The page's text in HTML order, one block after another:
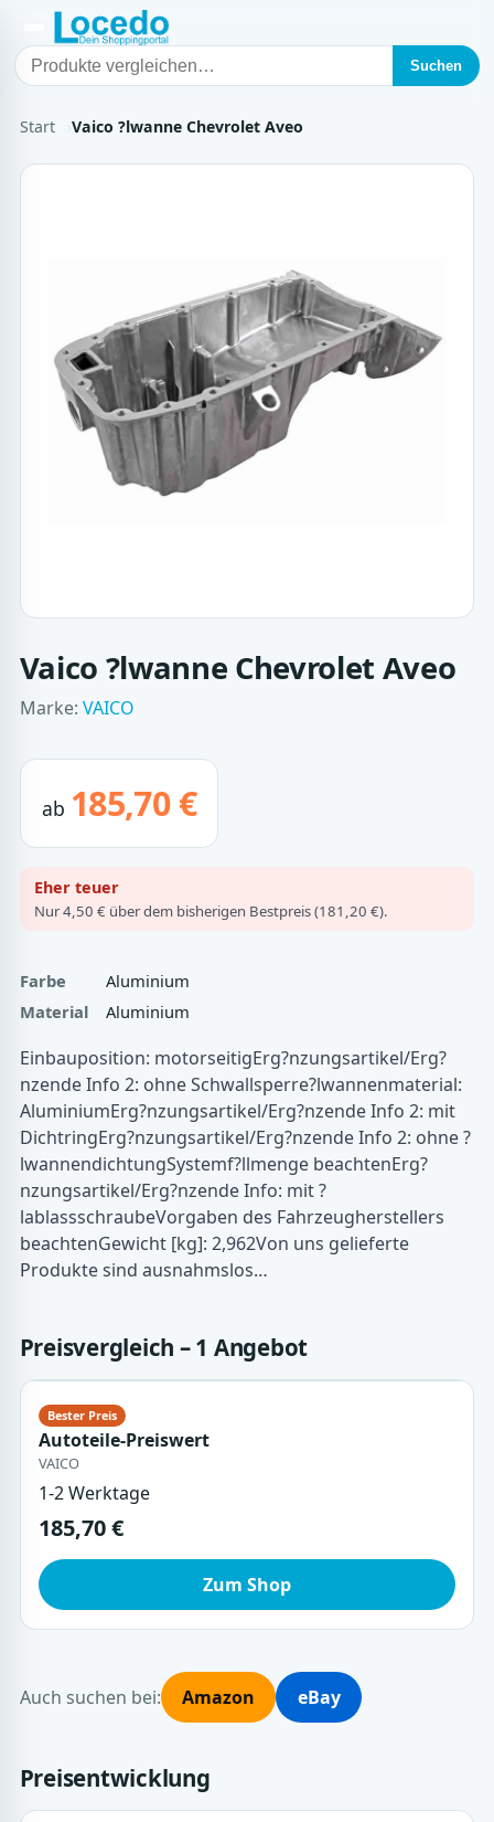
Suchen
Start Vaico ?lwanne Chevrolet Aveo
Vaico ?lwanne Chevrolet Aveo
Marke: VAICO
ab 185,70 €
Eher teuer
Nur 4,50 € über dem bisherigen Bestpreis (181,20 €).
Farbe
Aluminium
Material
Aluminium
Einbauposition: motorseitigErg?nzungsartikel/Erg?
nzende Info 2: ohne Schwallsperre?lwannenmaterial:
AluminiumErg?nzungsartikel/Erg?nzende Info 2: mit
DichtringErg?nzungsartikel/Erg?nzende Info 2: ohne ?
lwannendichtungSystemf?llmenge beachtenErg?
nzungsartikel/Erg?nzende Info: mit ?
lablassschraubeVorgaben des Fahrzeugherstellers
beachtenGewicht [kg]: 2,962Von uns gelieferte
Produkte sind ausnahmslos…
Preisvergleich – 1 Angebot
Autoteile-Preiswert
VAICO
1-2 Werktage
185,70 €
Zum Shop
Auch suchen bei: Amazon eBay
Preisentwicklung